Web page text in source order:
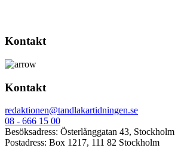
Kontakt
Kontakt
redaktionen@tandlakartidningen.se
08 - 666 15 00
Besöksadress: Österlånggatan 43, Stockholm
Postadress: Box 1217, 111 82 Stockholm